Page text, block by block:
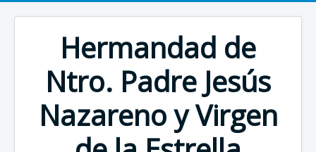
Hermandad de
Ntro. Padre Jesús
Nazareno y Virgen